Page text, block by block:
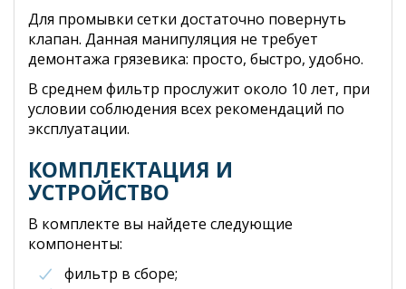
Для промывки сетки достаточно повернуть
клапан. Данная манипуляция не требует
демонтажа грязевика: просто, быстро, удобно.
В среднем фильтр прослужит около 10 лет, при
условии соблюдения всех рекомендаций по
эксплуатации.
КОМПЛЕКТАЦИЯ И
УСТРОЙСТВО
В комплекте вы найдете следующие
компоненты:
фильтр в сборе;